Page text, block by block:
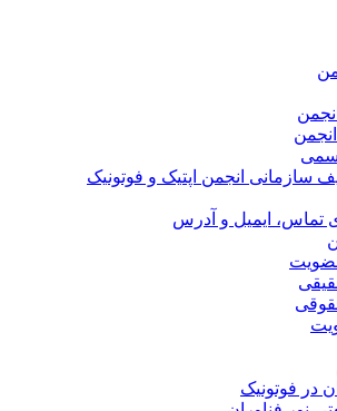
انجمن اپتیک و فوتونیک
ایمیل و آدرس
در فوتونیک